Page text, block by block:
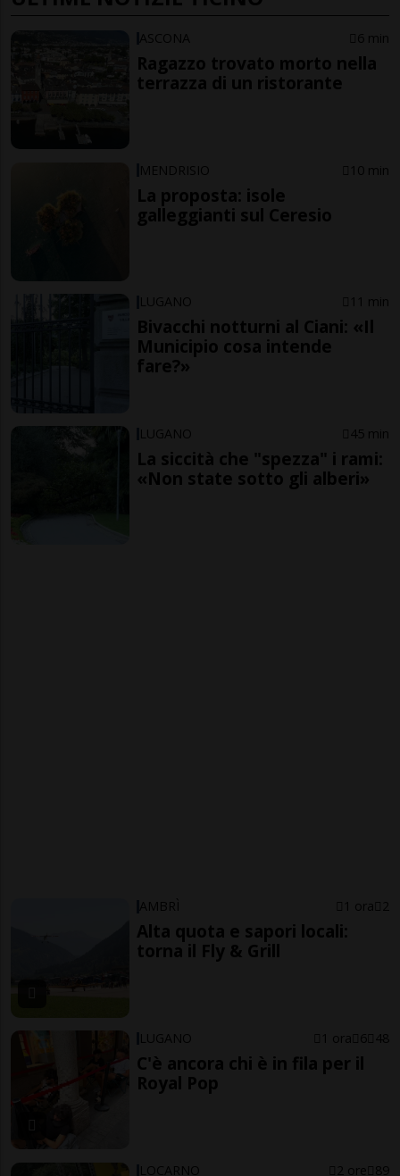
ASCONA 6 min
Ragazzo trovato morto nella
terrazza di un ristorante
MENDRISIO 10 min
La proposta: isole
galleggianti sul Ceresio
LUGANO 11 min
Bivacchi notturni al Ciani: «Il
Municipio cosa intende
fare?»
LUGANO 45 min
La siccità che "spezza" i rami:
«Non state sotto gli alberi»
AMBRÌ 1 ora 2
Alta quota e sapori locali:
torna il Fly & Grill
LUGANO 1 ora 6 48
C'è ancora chi è in fila per il
Royal Pop
LOCARNO 2 ore 89